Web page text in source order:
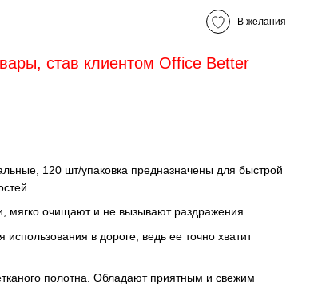
В желания
став клиентом Office Better
120 шт/упаковка предназначены для быстрой
мягко очищают и не вызывают раздражения.
в дороге, ведь ее точно хватит
полотна. Обладают приятным и свежим